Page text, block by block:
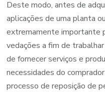
Deste modo, antes de
aplicações de uma planta
extremamente importante
vedações a fim de
de fornecer serviços e
necessidades do
processo de reposição de